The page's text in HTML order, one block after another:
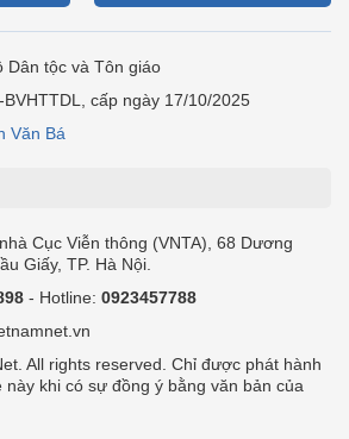
Dân tộc và Tôn giáo
cấp ngày 17/10/2025
Văn Bá
Cục Viễn thông (VNTA), 68 Dương
Giấy, TP. Hà Nội.
- Hotline: 0923457788
All rights reserved. Chỉ được phát hành
này khi có sự đồng ý bằng văn bản của